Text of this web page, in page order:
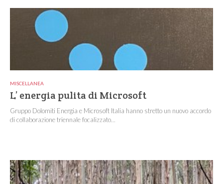
MISCELLANEA
L’ energia pulita di Microsoft
Gruppo Dolomiti Energia e Microsoft Italia hanno stretto un nuovo accordo
di collaborazione triennale focalizzato...